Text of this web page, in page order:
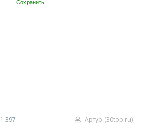
Сохранить
1 397 Артур (30top.ru)